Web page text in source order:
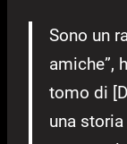
Sono un
amiche”,
tomo di
una